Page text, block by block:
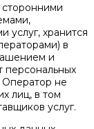
услуг, хранится
в
и
персональных
Оператор не
лиц, в том
услуг.